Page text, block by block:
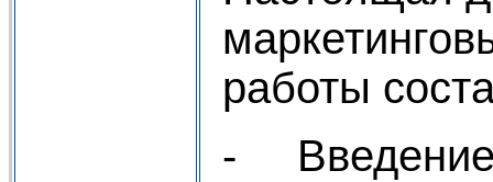
работы
-